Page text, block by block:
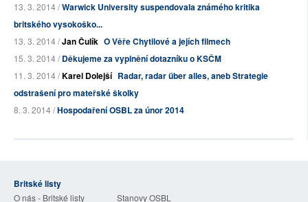
13. 3. 2014 /Warwick University suspendovala známého kritika
britského vysokoško...
13. 3. 2014 /Jan Čulík O Věře Chytilové a jejích filmech
15. 3. 2014 /Děkujeme za vyplnění dotazníku o KSČM
11. 3. 2014 /Karel Dolejší Radar, radar über alles, aneb Strategie
odstrašení pro mateřské školky
8. 3. 2014 /Hospodaření OSBL za únor 2014
Britské listy
O nás - Britské listy Stanovy OSBL